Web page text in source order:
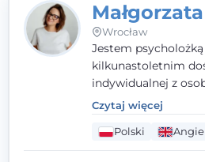
Wrocław
Jestem
kilkunastoletnim
indywidualnej z
parami. Specjalizuję
seksualnego,
wypalenia
polskim i
Czytaj więcej
Polski